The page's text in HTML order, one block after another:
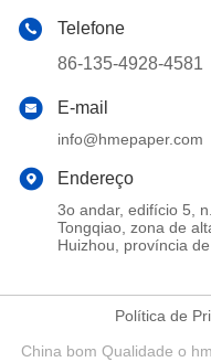
Telefone
86-135-4928-4581
E-mail
info@hmepaper.com
Endereço
3o andar, edifício 5,
Tongqiao, zona de
Huizhou, província
Política de
China bom Qualidade o